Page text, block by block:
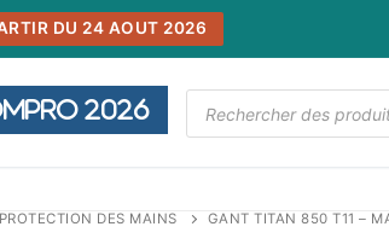
DU 24 AOUT 2026
2026
Recherche
de
produits
PROTECTION DES MAINS GANT TITAN 850 T11 –